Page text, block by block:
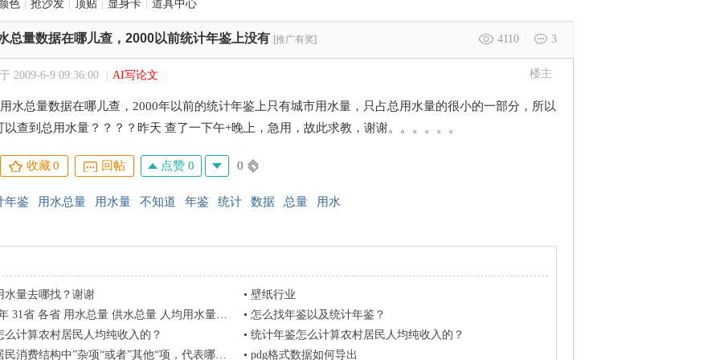
色 抢沙发 顶贴 显身卡 道具中心
4110 3
总量数据在哪儿查，2000以前统计年鉴上没有 [推广有奖]
楼主
2009-6-9 09:36:00 AI写论文
水总量数据在哪儿查，2000年以前的统计年鉴上只有城市用水量，只占总用水量的很小的一部分，所以
以查到总用水量？？？？昨天 查了一下午+晚上，急用，故此求教，谢谢。。。。。。
收藏0 回帖 点赞 0 0
年鉴 用水总量 用水量 不知道 年鉴 统计 数据 总量 用水
水量去哪找？谢谢 • 壁纸行业
省 各省 用水总量 供水总量 人均用水量 供水管道长度
• 怎么找年鉴以及统计年鉴？
么计算农村居民人均纯收入的？
• 统计年鉴怎么计算农村居民人均纯收入的？
消费结构中”杂项“或者”其他“项，代表哪些服务？
• pdg格式数据如何导出